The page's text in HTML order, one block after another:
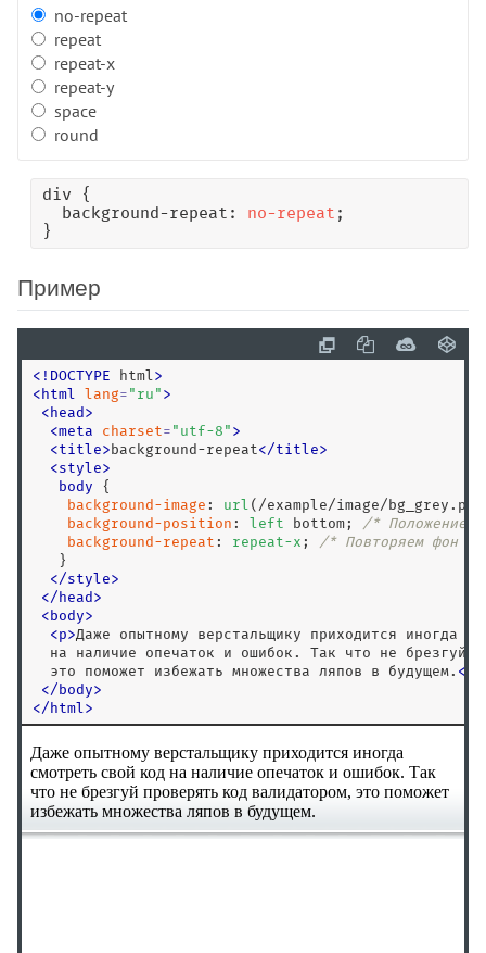
no-repeat
repeat
repeat-x
repeat-y
space
round
div {
  background-repeat:
no-repeat ;
}
Пример
< ! DOCTYPE html >
< html lang= " ru " >
< head >
<meta charset= " utf-8 " >
<title> background-repeat</title>
<style>
body {
background-image : url (/example/image/
background-position : left bottom;
/* Положение
background-repeat : repeat-x ;
/* Повторяем фон
   }
</style>
</ head >
< body>
<p>Даже опытному верстальщику приходится иногда
на наличие опечаток и ошибок. Так что не брезгуй
  это поможет избежать множества ляпов в будущем.
<
</ body>
</ html >